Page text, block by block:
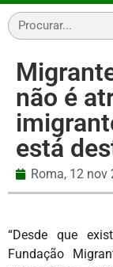
não é
está
Roma, 12 nov
“Desde que
Fundação